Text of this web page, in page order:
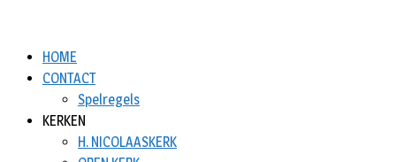
HOME
CONTACT
Spelregels
KERKEN
H. NICOLAASKERK